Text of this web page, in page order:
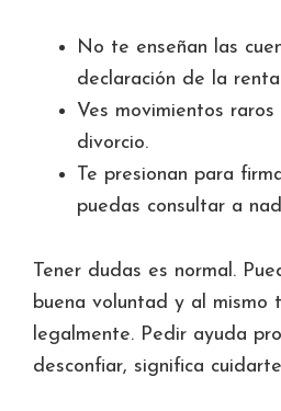
No te enseñan las
declaración de la
Ves movimientos
divorcio.
Te presionan para
puedas consultar a
Tener dudas es normal.
buena voluntad y al mismo
legalmente. Pedir ayuda
desconfiar, significa